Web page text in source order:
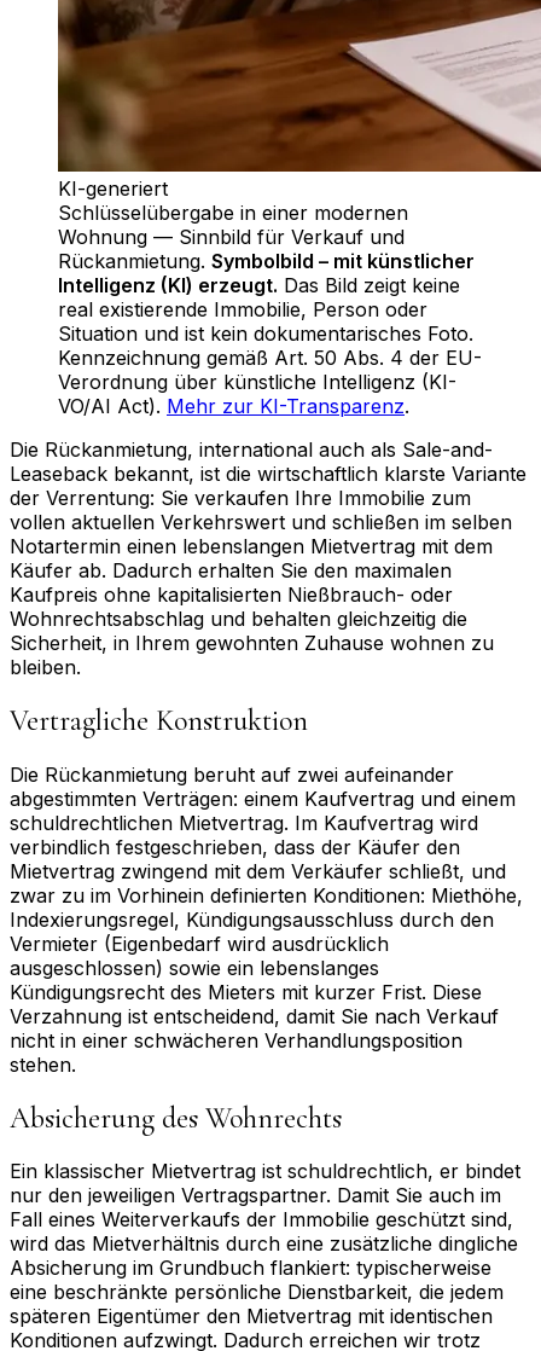
KI-generiert
Schlüsselübergabe in einer modernen
Wohnung — Sinnbild für Verkauf und
Rückanmietung. Symbolbild – mit künstlicher
Intelligenz (KI) erzeugt. Das Bild zeigt keine
real existierende Immobilie, Person oder
Situation und ist kein dokumentarisches Foto.
Kennzeichnung gemäß Art. 50 Abs. 4 der EU-
Verordnung über künstliche Intelligenz (KI-
VO/AI Act). Mehr zur KI-Transparenz.
Die Rückanmietung, international auch als Sale-and-
Leaseback bekannt, ist die wirtschaftlich klarste Variante
der Verrentung: Sie verkaufen Ihre Immobilie zum
vollen aktuellen Verkehrswert und schließen im selben
Notartermin einen lebenslangen Mietvertrag mit dem
Käufer ab. Dadurch erhalten Sie den maximalen
Kaufpreis ohne kapitalisierten Nießbrauch- oder
Wohnrechtsabschlag und behalten gleichzeitig die
Sicherheit, in Ihrem gewohnten Zuhause wohnen zu
bleiben.
Vertragliche Konstruktion
Die Rückanmietung beruht auf zwei aufeinander
abgestimmten Verträgen: einem Kaufvertrag und einem
schuldrechtlichen Mietvertrag. Im Kaufvertrag wird
verbindlich festgeschrieben, dass der Käufer den
Mietvertrag zwingend mit dem Verkäufer schließt, und
zwar zu im Vorhinein definierten Konditionen: Miethöhe,
Indexierungsregel, Kündigungsausschluss durch den
Vermieter (Eigenbedarf wird ausdrücklich
ausgeschlossen) sowie ein lebenslanges
Kündigungsrecht des Mieters mit kurzer Frist. Diese
Verzahnung ist entscheidend, damit Sie nach Verkauf
nicht in einer schwächeren Verhandlungsposition
stehen.
Absicherung des Wohnrechts
Ein klassischer Mietvertrag ist schuldrechtlich, er bindet
nur den jeweiligen Vertragspartner. Damit Sie auch im
Fall eines Weiterverkaufs der Immobilie geschützt sind,
wird das Mietverhältnis durch eine zusätzliche dingliche
Absicherung im Grundbuch flankiert: typischerweise
eine beschränkte persönliche Dienstbarkeit, die jedem
späteren Eigentümer den Mietvertrag mit identischen
Konditionen aufzwingt. Dadurch erreichen wir trotz